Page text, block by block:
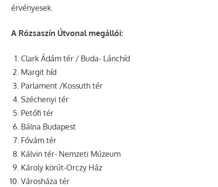
érvényesek.
A Rózsaszín Útvonal megállói:
Clark Ádám tér / Buda- Lánchíd
Margit híd
Parlament /Kossuth tér
Széchenyi tér
Petőfi tér
Bálna Budapest
Fővám tér
Kálvin tér- Nemzeti Múzeum
Károly körút-Orczy Ház
Városháza tér